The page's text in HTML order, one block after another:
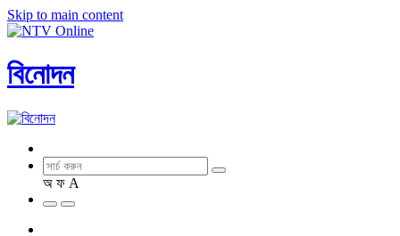
Skip to main content
বিনোদন
অ ফ A